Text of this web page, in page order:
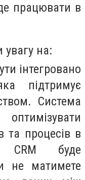
працювати в
увагу на:
інтегровано
підтримує
Система
та процесів в
CRM буде
не матимете